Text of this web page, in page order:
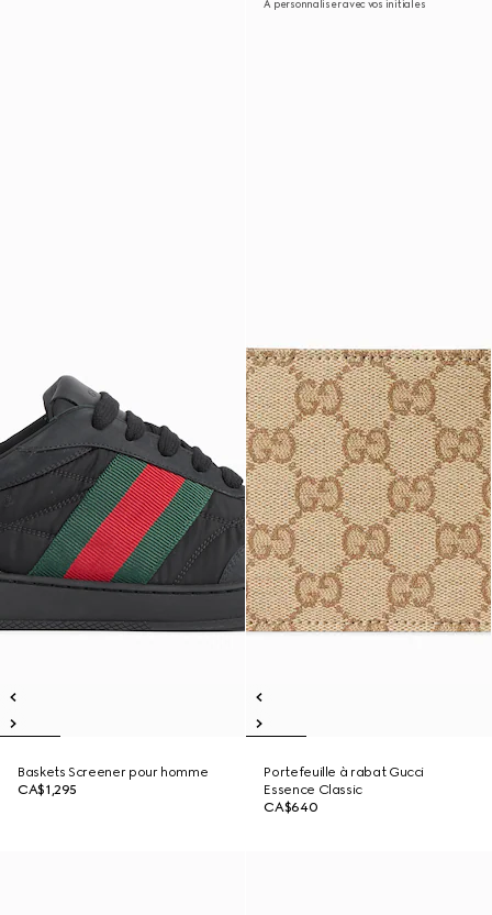
Baskets Screener pour homme
CA$1,295
À personnaliser avec vos initiales
Portefeuille à rabat Gucci
Essence Classic
CA$640